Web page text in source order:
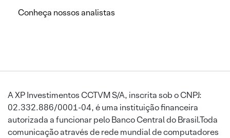
Conheça nossos analistas
A XP Investimentos CCTVM S/A, inscrita sob o CNPJ:
02.332.886/0001-04, é uma instituição financeira
autorizada a funcionar pelo Banco Central do Brasil.Toda
comunicação através de rede mundial de computadores